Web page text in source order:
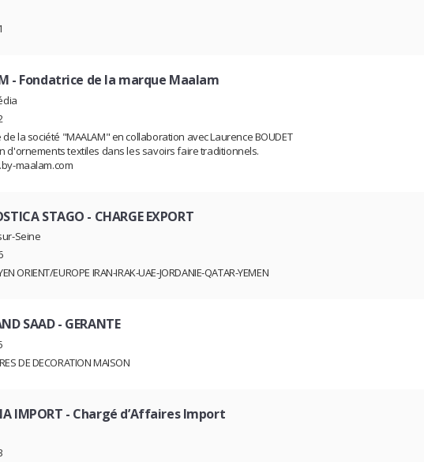
- Fondatrice de la marque Maalam
de la société "MAALAM" en collaboration avec Laurence BOUDET
d'ornements textiles dans les savoirs faire traditionnels.
maalam.com
STAGO - CHARGE EXPORT
Seine
ORIENT/EUROPE IRAN-IRAK-UAE-JORDANIE-QATAR-YEMEN
SAAD- GERANTE
DE DECORATION MAISON
IMPORT - Chargé d’Affaires Import